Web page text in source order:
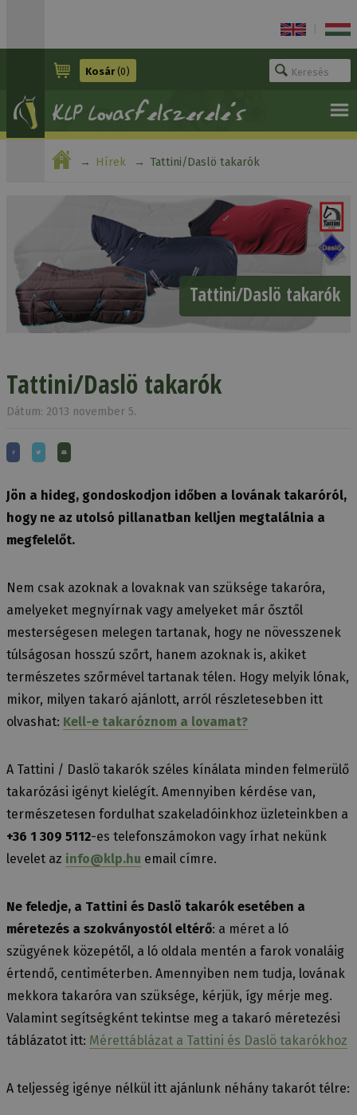
Kosár(0)
Hírek Tattini/Daslö takarók
Tattini/Daslö takarók
Tattini/Daslö takarók
Dátum: 2013 november 5.
Jön a hideg, gondoskodjon időben a lovának takaróról,
hogy ne az utolsó pillanatban kelljen megtalálnia a
megfelelőt.
Nem csak azoknak a lovaknak van szüksége takaróra,
amelyeket megnyírnak vagy amelyeket már ősztől
mesterségesen melegen tartanak, hogy ne növesszenek
túlságosan hosszú szőrt, hanem azoknak is, akiket
természetes szőrmével tartanak télen. Hogy melyik lónak,
mikor, milyen takaró ajánlott, arról részletesebben itt
olvashat: Kell-e takaróznom a lovamat?
A Tattini / Daslö takarók széles kínálata minden felmerülő
takarózási igényt kielégít. Amennyiben kérdése van,
természetesen fordulhat szakeladóinkhoz üzleteinkben a
+36 1 309 5112-es telefonszámokon vagy írhat nekünk
levelet az info@klp.hu email címre.
Ne feledje, a Tattini és Daslö takarók esetében a
méretezés a szokványostól eltérő: a méret a ló
szügyének közepétől, a ló oldala mentén a farok vonaláig
értendő, centiméterben. Amennyiben nem tudja, lovának
mekkora takaróra van szüksége, kérjük, így mérje meg.
Valamint segítségként tekintse meg a takaró méretezési
táblázatot itt: Mérettáblázat a Tattini és Daslö takarókhoz
A teljesség igénye nélkül itt ajánlunk néhány takarót télre: